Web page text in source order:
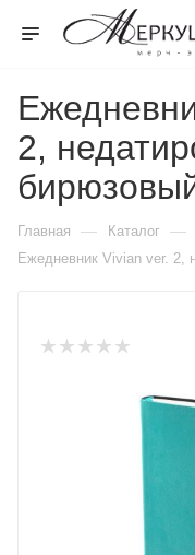
2,
Главная — Каталог —
Ежедневник Vivian ver. 2,